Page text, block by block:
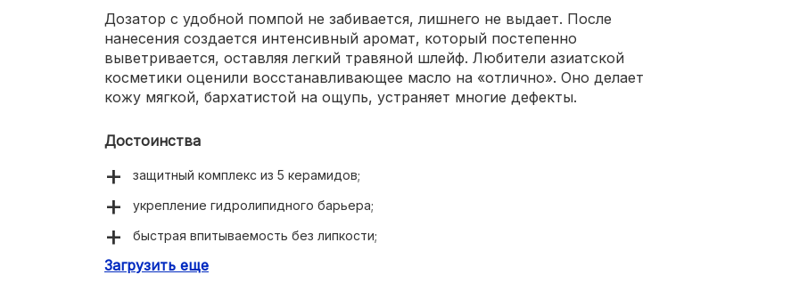
Дозатор с удобной помпой не забивается, лишнего не выдает. После
нанесения создается интенсивный аромат, который постепенно
выветривается, оставляя легкий травяной шлейф. Любители азиатской
косметики оценили восстанавливающее масло на «отлично». Оно делает
кожу мягкой, бархатистой на ощупь, устраняет многие дефекты.
Достоинства
защитный комплекс из 5 керамидов;
укрепление гидролипидного барьера;
быстрая впитываемость без липкости;
активизация процессов омоложения.
Загрузить еще